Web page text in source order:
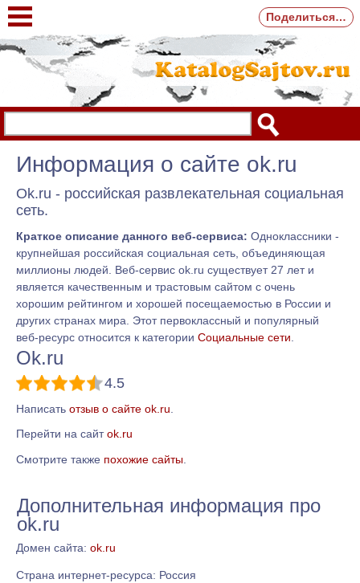
Информация о сайте ok.ru
Ok.ru - российская развлекательная социальная
сеть.
Краткое описание данного веб-сервиса: Одноклассники -
крупнейшая российская социальная сеть, объединяющая
миллионы людей. Веб-сервис ok.ru существует 27 лет и
является качественным и трастовым сайтом с очень
хорошим рейтингом и хорошей посещаемостью в России и
других странах мира. Этот первоклассный и популярный
веб-ресурс относится к категории Социальные сети
Ok.ru
4.5
Написать отзыв о сайте ok.ru
Перейти на сайтok.ru
Смотрите также похожие сайты
Дополнительная информация про
ok.ru
Домен сайта: ok.ru
Страна интернет-ресурса: Россия
Поделиться…